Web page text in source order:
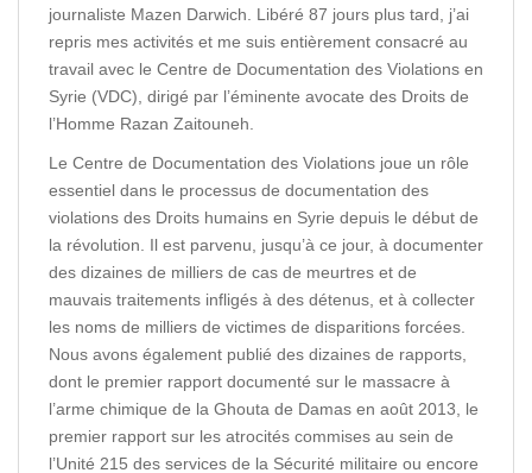
journaliste Mazen Darwich. Libéré 87 jours plus tard, j’ai
repris mes activités et me suis entièrement consacré au
travail avec le Centre de Documentation des Violations en
Syrie (VDC), dirigé par l’éminente avocate des Droits de
l’Homme Razan Zaitouneh.
Le Centre de Documentation des Violations joue un rôle
essentiel dans le processus de documentation des
violations des Droits humains en Syrie depuis le début de
la révolution. Il est parvenu, jusqu’à ce jour, à documenter
des dizaines de milliers de cas de meurtres et de
mauvais traitements infligés à des détenus, et à collecter
les noms de milliers de victimes de disparitions forcées.
Nous avons également publié des dizaines de rapports,
dont le premier rapport documenté sur le massacre à
l’arme chimique de la Ghouta de Damas en août 2013, le
premier rapport sur les atrocités commises au sein de
l’Unité 215 des services de la Sécurité militaire ou encore